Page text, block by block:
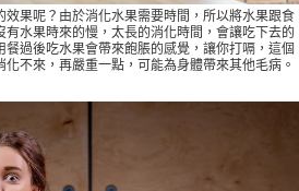
效果呢？由於消化水果需要時間，所以將水果跟食
水果時來的慢，太長的消化時間，會讓吃下去的
過後吃水果會帶來飽脹的感覺，讓你打嗝，這個
不來，再嚴重一點，可能為身體帶來其他毛病。